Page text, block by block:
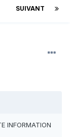
SUIVANT
INFORMATION